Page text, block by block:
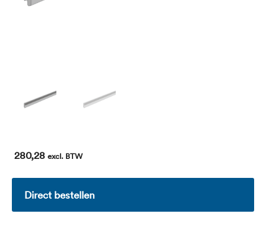
280,28 excl. BTW
Direct bestellen